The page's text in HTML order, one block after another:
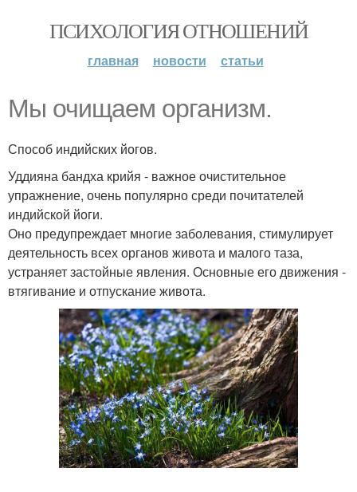
ПСИХОЛОГИЯ ОТНОШЕНИЙ
главная новости статьи
Мы очищаем организм.
Способ индийских йогов.
Уддияна бандха крийя - важное очистительное
упражнение, очень популярно среди почитателей
индийской йоги.
Оно предупреждает многие заболевания, стимулирует
деятельность всех органов живота и малого таза,
устраняет застойные явления. Основные его движения -
втягивание и отпускание живота.